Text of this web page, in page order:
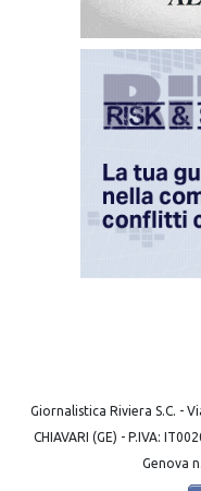
Giornalistica Riviera S.C. -
CHIAVARI (GE) - P.IVA:
Genova